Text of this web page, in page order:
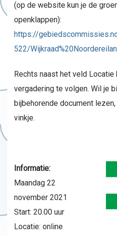
(op de website kun je de
openklappen):
https://
522/
Rechts naast het veld
vergadering te volgen. Wil je
bijbehorende document
vinkje.
Informatie:
Maandag 22
november 2021
Start: 20.00 uur
Locatie: online